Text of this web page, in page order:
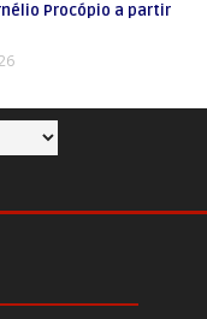
Procópio a partir